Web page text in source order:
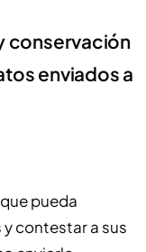
conservación
enviados a
pueda
contestar a sus